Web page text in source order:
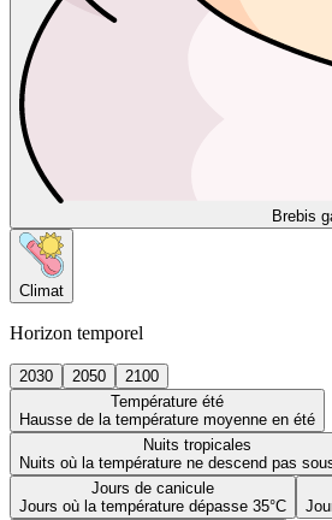
Brebis
Climat
Horizon temporel
2030 2050
2100
Température été
Hausse de la température moyenne en été
Nuits tropicales
Nuits où la température ne descend pas
Jours de canicule
Jours où la température dépasse 35°C